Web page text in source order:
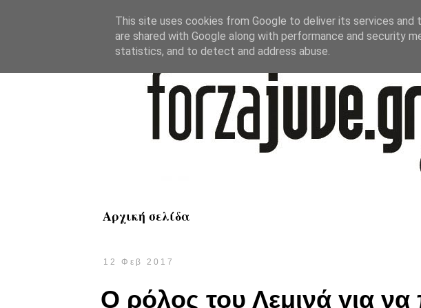
Αρχική σελίδα
12 Φεβ 2017
Ο ρόλος του Λεμινά για να
This site uses cookies from Google to deliver its services and
are shared with Google along with performance and security
statistics, and to detect and address abuse.